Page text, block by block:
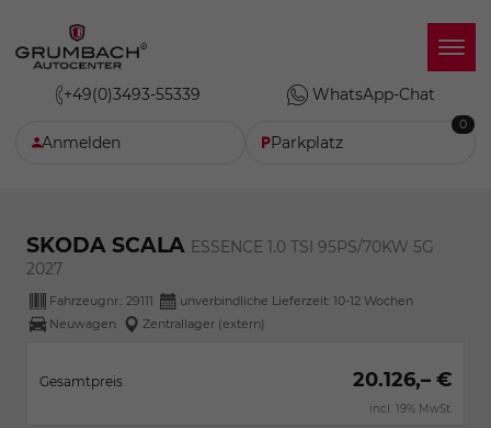
+49(0)3493-55339 WhatsApp-Chat
Anmelden Parkplatz
0
SKODA SCALA ESSENCE 1.0 TSI 95PS/70KW 5G
2027
Fahrzeugnr.: 29111
unverbindliche Lieferzeit: 10-12 Wochen
Neuwagen
Zentrallager (extern)
Gesamtpreis 20.126,– €
incl. 19% MwSt.